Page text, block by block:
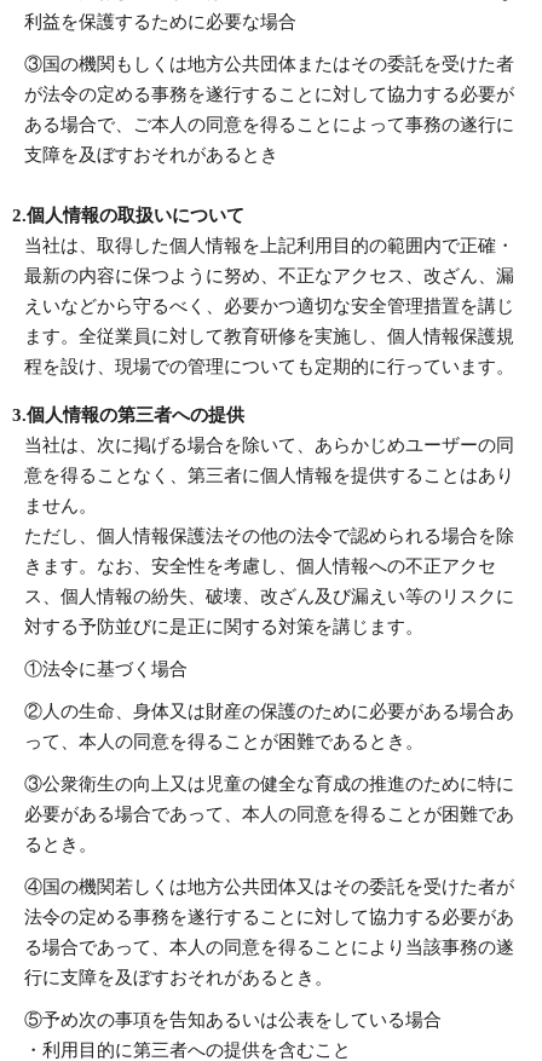
利益を保護するために必要な場合
③国の機関もしくは地方公共団体またはその委託を受けた者
が法令の定める事務を遂行することに対して協力する必要が
ある場合で、ご本人の同意を得ることによって事務の遂行に
支障を及ぼすおそれがあるとき
2.個人情報の取扱いについて
当社は、取得した個人情報を上記利用目的の範囲内で正確・
最新の内容に保つように努め、不正なアクセス、改ざん、漏
えいなどから守るべく、必要かつ適切な安全管理措置を講じ
ます。全従業員に対して教育研修を実施し、個人情報保護規
程を設け、現場での管理についても定期的に行っています。
3.個人情報の第三者への提供
当社は、次に掲げる場合を除いて、あらかじめユーザーの同
意を得ることなく、第三者に個人情報を提供することはあり
ません。
ただし、個人情報保護法その他の法令で認められる場合を除
きます。なお、安全性を考慮し、個人情報への不正アクセ
ス、個人情報の紛失、破壊、改ざん及び漏えい等のリスクに
対する予防並びに是正に関する対策を講じます。
①法令に基づく場合
②人の生命、身体又は財産の保護のために必要がある場合あ
って、本人の同意を得ることが困難であるとき。
③公衆衛生の向上又は児童の健全な育成の推進のために特に
必要がある場合であって、本人の同意を得ることが困難であ
るとき。
④国の機関若しくは地方公共団体又はその委託を受けた者が
法令の定める事務を遂行することに対して協力する必要があ
る場合であって、本人の同意を得ることにより当該事務の遂
行に支障を及ぼすおそれがあるとき。
⑤予め次の事項を告知あるいは公表をしている場合
・利用目的に第三者への提供を含むこと